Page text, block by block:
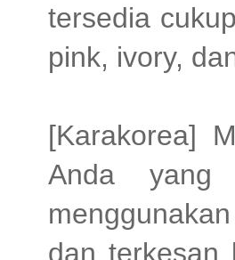
tersedia
pink, ivory,
[Karakorea]
Anda yang
dan terkesan